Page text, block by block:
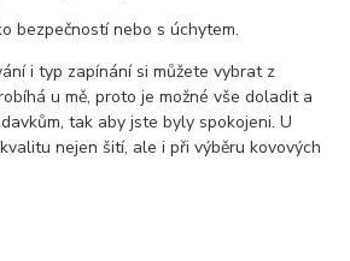
bezpečností nebo s úchytem.
i typ zapínání si můžete vybrat z
u mě, proto je možné vše doladit a
tak aby jste byly spokojeni. U
nejen šití, ale i při výběru kovových